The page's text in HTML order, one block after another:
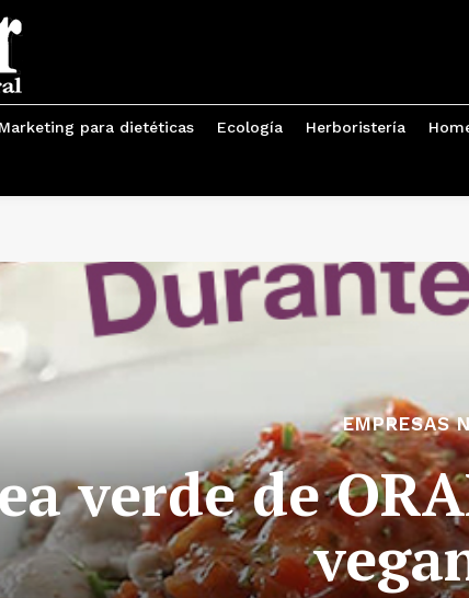
Marketing para dietéticas Ecología Herboristería
EMPRESAS
verde de